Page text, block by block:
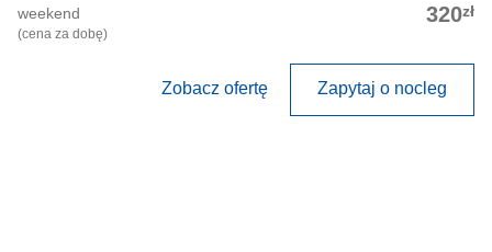
320zł
weekend
(cena za dobę)
Zobacz ofertę Zapytaj o nocleg